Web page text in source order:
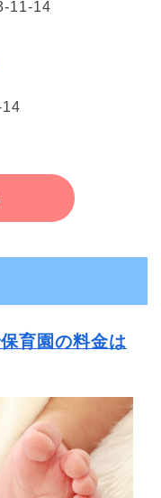
11-14
14
育園の料金は